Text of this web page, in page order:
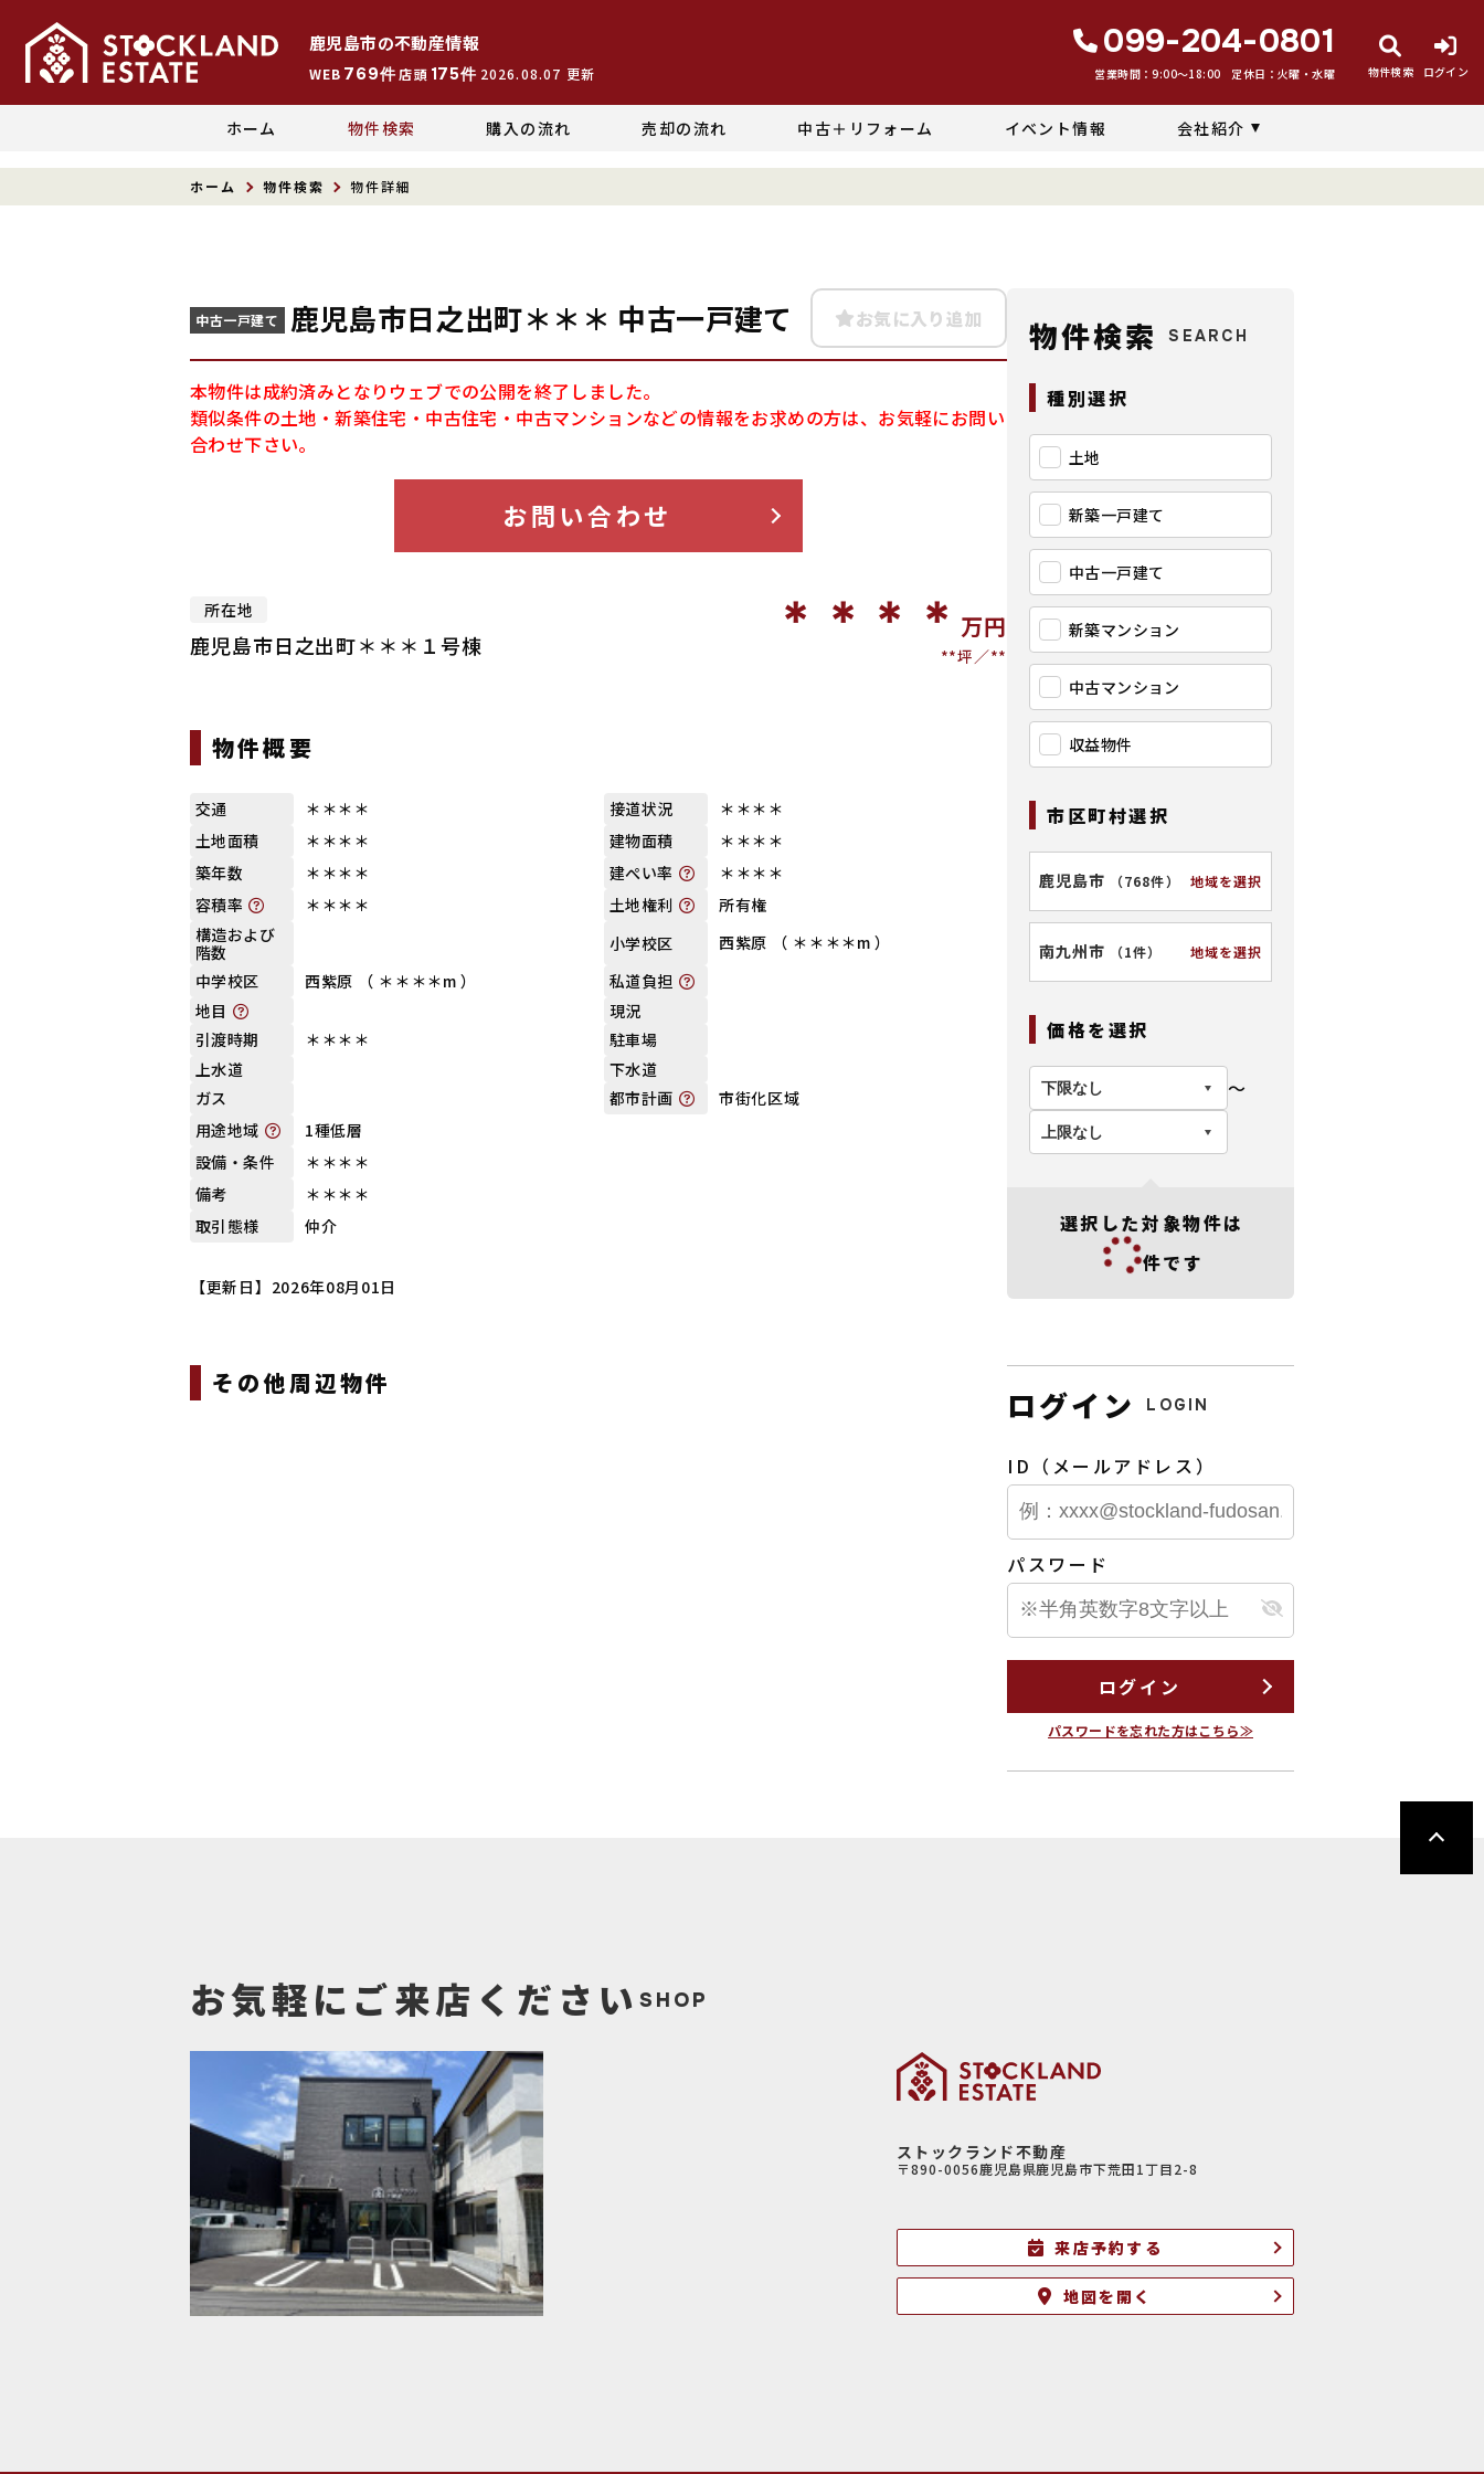
鹿児島市の不動産情報
WEB 769件 店頭 175件 2026.08.07 更新
099-204-0801
営業時間：9:00〜18:00 定休日：火曜・水曜 物件検索 ログイン
ホーム 物件検索 購入の流れ 売却の流れ 中古＋リフォーム イベント情報 会社紹介
ホーム 物件検索 物件詳細
中古一戸建て 鹿児島市日之出町＊＊＊ 中古一戸建て お気に入り追加
本物件は成約済みとなりウェブでの公開を終了しました。
類似条件の土地・新築住宅・中古住宅・中古マンションなどの情報をお求めの方は、お気軽にお問い
合わせ下さい。
お問い合わせ
所在地
鹿児島市日之出町＊＊＊１号棟 ＊＊＊＊ 万円
**坪 **
物件概要
交通 ＊＊＊＊ 接道状況
＊＊＊＊
土地面積
＊＊＊＊ 建物面積
＊＊＊＊
築年数
＊＊＊＊ 建ぺい率
＊＊＊＊
容積率
＊＊＊＊ 土地権利
所有権
構造および
階数
小学校区
西紫原 （ ＊＊＊＊m ）
中学校区
西紫原 （ ＊＊＊＊m ）
私道負担
地目
現況
引渡時期
＊＊＊＊
駐車場
上水道
下水道
ガス
都市計画
市街化区域
用途地域
1種低層
設備・条件
＊＊＊＊
備考
＊＊＊＊
取引態様
仲介
【更新日】2026年08月01日
その他周辺物件
物件検索 SEARCH
種別選択
土地
新築一戸建て
中古一戸建て
新築マンション
中古マンション
収益物件
市区町村選択
鹿児島市 （768件） 地域を選択
南九州市 （1件） 地域を選択
価格を選択
〜
選択した対象物件は
件です
ログイン LOGIN
ID（メールアドレス）
パスワード
ログイン
パスワードを忘れた方はこちら≫
お気軽にご来店くださいSHOP
ストックランド不動産
〒890-0056鹿児島県鹿児島市下荒田1丁目2-8
来店予約する
地図を開く